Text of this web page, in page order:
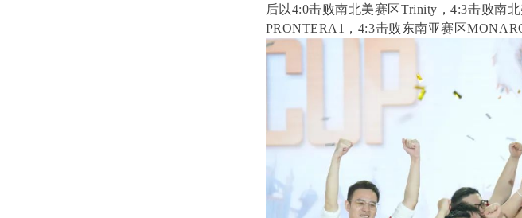
后以4:0击败南北美赛区Trinity，4:3击败南
PRONTERA1，4:3击败东南亚赛区